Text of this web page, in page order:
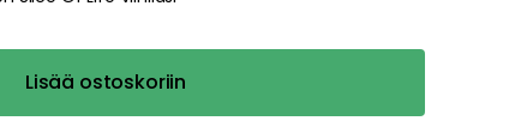
Lisää ostoskoriin